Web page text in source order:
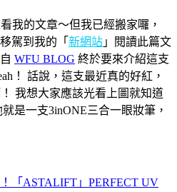
我的文章～但我已經搬家囉，
駕到我的「 新網站 」閱讀此篇文
WFU BLOG 終於要來介紹這支
！ 話說，這支最近真的好紅，
我想大家應該光看上圖就知道
是一支3inONE三合一眼妝筆，
「ASTALIFT」PERFECT UV